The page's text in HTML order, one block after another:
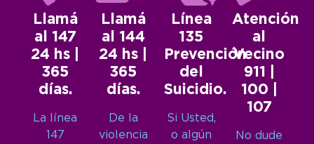
Llamá
al 147
24 hs |
365
días.
La línea
147
Llamá
al 144
24 hs |
365
días.
De la
violencia
Línea
135
Prevención
del
Suicidio.
Si Usted,
o algún
Atención
al
Vecino
911 |
100 |
107
No dude